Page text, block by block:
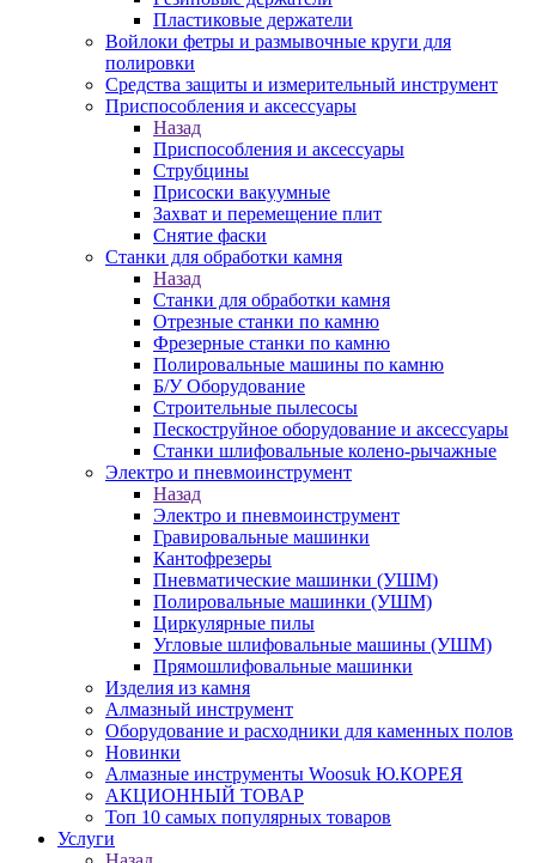
Пластиковые держатели
Войлоки фетры и размывочные круги для
полировки
Средства защиты и измерительный инструмент
Приспособления и аксессуары
Назад
Приспособления и аксессуары
Струбцины
Присоски вакуумные
Захват и перемещение плит
Снятие фаски
Станки для обработки камня
Назад
Станки для обработки камня
Отрезные станки по камню
Фрезерные станки по камню
Полировальные машины по камню
Б/У Оборудование
Строительные пылесосы
Пескоструйное оборудование и аксессуары
Станки шлифовальные колено-рычажные
Электро и пневмоинструмент
Назад
Электро и пневмоинструмент
Гравировальные машинки
Кантофрезеры
Пневматические машинки (УШМ)
Полировальные машинки (УШМ)
Циркулярные пилы
Угловые шлифовальные машины (УШМ)
Прямошлифовальные машинки
Изделия из камня
Алмазный инструмент
Оборудование и расходники для каменных полов
Новинки
Алмазные инструменты Woosuk Ю.КОРЕЯ
АКЦИОННЫЙ ТОВАР
Топ 10 самых популярных товаров
Услуги